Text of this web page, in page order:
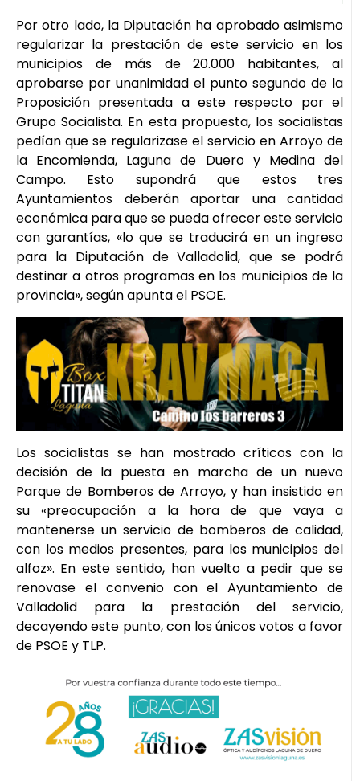
Por otro lado, la Diputación ha aprobado asimismo
regularizar la prestación de este servicio en los
municipios de más de 20.000 habitantes, al
aprobarse por unanimidad el punto segundo de la
Proposición presentada a este respecto por el
Grupo Socialista. En esta propuesta, los socialistas
pedían que se regularizase el servicio en Arroyo de
la Encomienda, Laguna de Duero y Medina del
Campo. Esto supondrá que estos tres
Ayuntamientos deberán aportar una cantidad
económica para que se pueda ofrecer este servicio
con garantías, «lo que se traducirá en un ingreso
para la Diputación de Valladolid, que se podrá
destinar a otros programas en los municipios de la
provincia», según apunta el PSOE.
Los socialistas se han mostrado críticos con la
decisión de la puesta en marcha de un nuevo
Parque de Bomberos de Arroyo, y han insistido en
su «preocupación a la hora de que vaya a
mantenerse un servicio de bomberos de calidad,
con los medios presentes, para los municipios del
alfoz». En este sentido, han vuelto a pedir que se
renovase el convenio con el Ayuntamiento de
Valladolid para la prestación del servicio,
decayendo este punto, con los únicos votos a favor
de PSOE y TLP.